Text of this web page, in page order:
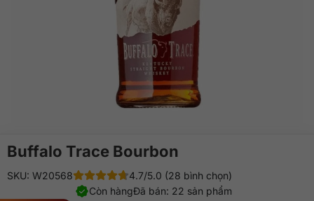
Buffalo Trace Bourbon
SKU: W20568
4.7/5.0 (28 bình chọn)
Đã bán: 22 sản phẩm
Còn hàng